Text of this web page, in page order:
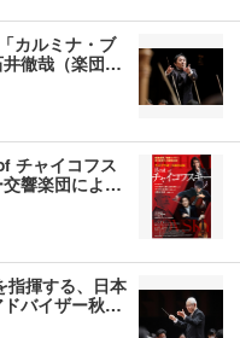
カルミナ・ブ
井徹哉（楽団…
チャイコフス
響楽団によ…
指揮する、日本
ドバイザー秋…